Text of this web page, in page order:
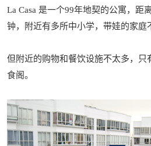
La Casa 是一个99年地契的公寓，距
钟，附近有多所中小学，带娃的家庭
但附近的购物和餐饮设施不太多，只
食阁。